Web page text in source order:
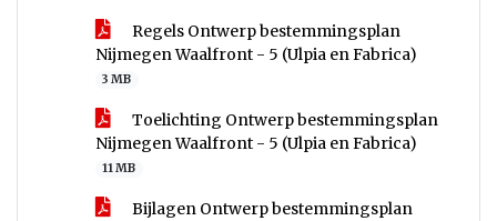
Regels Ontwerp bestemmingsplan
Nijmegen Waalfront - 5 (Ulpia en Fabrica)
3 MB
Toelichting Ontwerp bestemmingsplan
Nijmegen Waalfront - 5 (Ulpia en Fabrica)
11 MB
Bijlagen Ontwerp bestemmingsplan